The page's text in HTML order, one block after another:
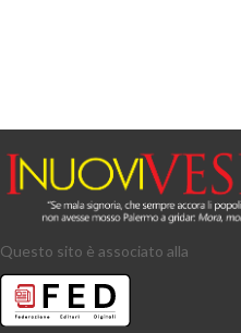
Questo sito è associato alla